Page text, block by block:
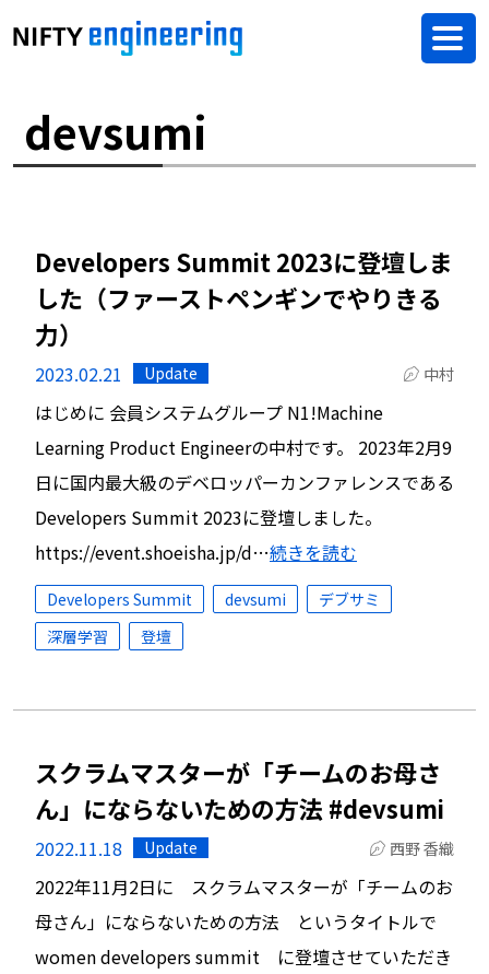
devsumi
Developers Summit 2023に登壇しま
した（ファーストペンギンでやりきる
力）
2023.02.21 Update 中村
はじめに 会員システムグループ N1!Machine
Learning Product Engineerの中村です。 2023年2月9
日に国内最大級のデベロッパーカンファレンスである
Developers Summit 2023に登壇しました。
https://event.shoeisha.jp/d…続きを読む
Developers Summit devsumi
デブサミ
深層学習
登壇
スクラムマスターが「チームのお母さ
ん」にならないための方法 #devsumi
2022.11.18 Update 西野 香織
2022年11月2日に スクラムマスターが「チームのお
母さん」にならないための方法 というタイトルで
women developers summit に登壇させていただき